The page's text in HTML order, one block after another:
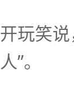
玩笑
”。